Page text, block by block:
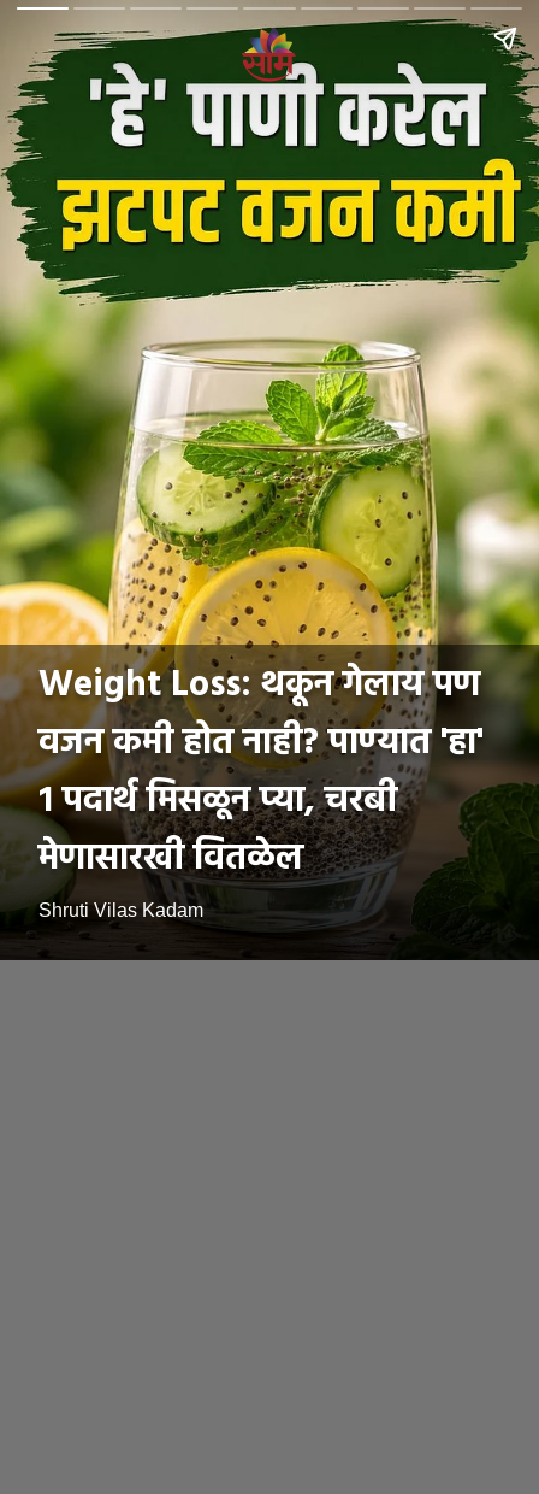
Weight Loss: थकून गेलाय पण
वजन कमी होत नाही? पाण्यात 'हा'
१ पदार्थ मिसळून प्या, चरबी
मेणासारखी वितळेल
Shruti Vilas Kadam